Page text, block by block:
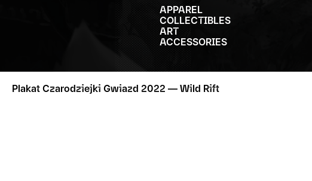
Plakat Czarodziejki Gwiazd 2022 — Wild Rift
APPAREL
COLLECTIBLES
ART
ACCESSORIES